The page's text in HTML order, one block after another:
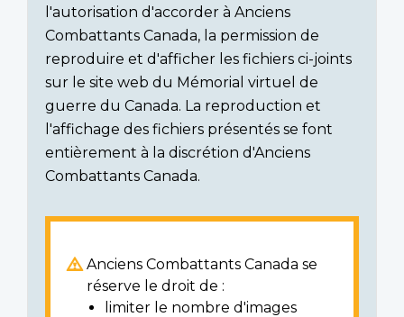
section
l'autorisation d'accorder à Anciens
Combattants Canada, la permission de
reproduire et d'afficher les fichiers ci-joints
sur le site web du Mémorial virtuel de
guerre du Canada. La reproduction et
l'affichage des fichiers présentés se font
entièrement à la discrétion d'Anciens
Combattants Canada.
Anciens Combattants Canada se
réserve le droit de :
limiter le nombre d'images